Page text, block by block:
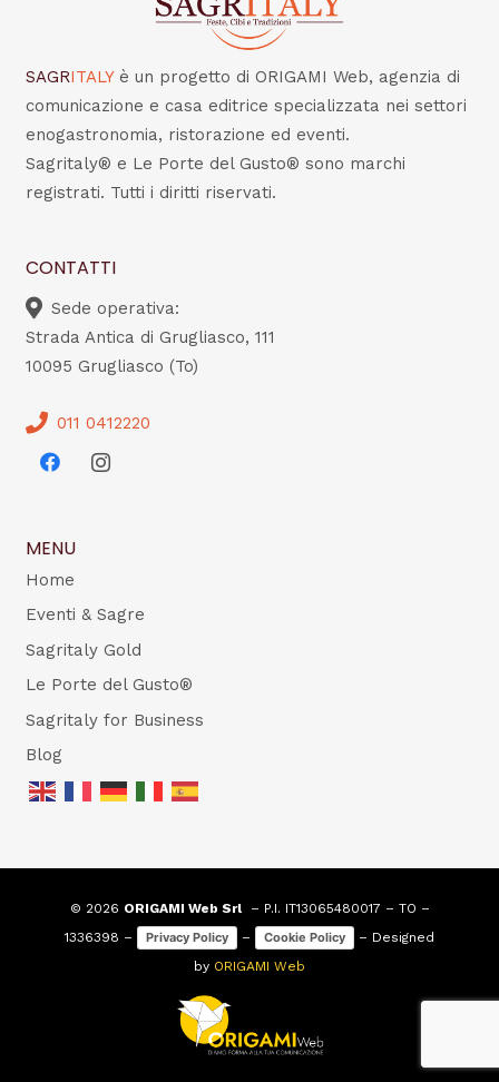
SAGRITALY è un progetto di ORIGAMI Web, agenzia di
comunicazione e casa editrice specializzata nei settori
enogastronomia, ristorazione ed eventi.
Sagritaly® e Le Porte del Gusto® sono marchi
registrati. Tutti i diritti riservati.
CONTATTI
Sede operativa:
Strada Antica di Grugliasco, 111
10095 Grugliasco (To)
011 0412220
MENU
Home
Eventi & Sagre
Sagritaly Gold
Le Porte del Gusto®
Sagritaly for Business
Blog
© 2026 ORIGAMI Web Srl– P.I. IT13065480017 – TO –
1336398 –
Privacy Policy – Cookie Policy
– Designed
by ORIGAMI Web